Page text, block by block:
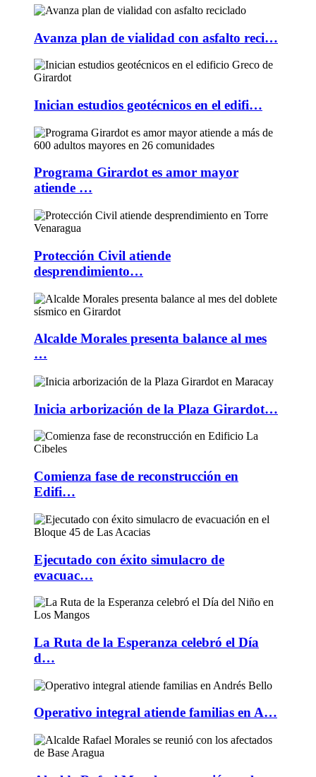
Avanza plan de vialidad con asfalto reci…
Inician estudios geotécnicos en el edifi…
Programa Girardot es amor mayor
atiende …
Protección Civil atiende
desprendimiento…
Alcalde Morales presenta balance al mes
…
Inicia arborización de la Plaza Girardot…
Comienza fase de reconstrucción en
Edifi…
Ejecutado con éxito simulacro de
evacuac…
La Ruta de la Esperanza celebró el Día
d…
Operativo integral atiende familias en A…